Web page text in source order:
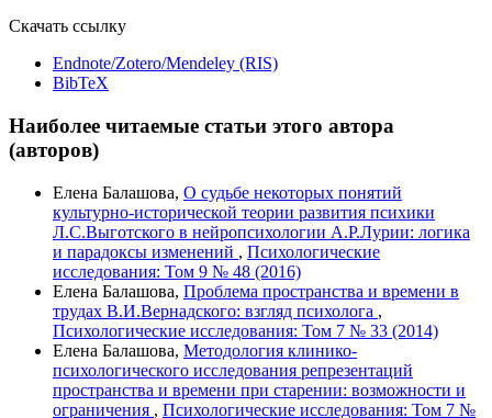
Скачать ссылку
Endnote/Zotero/Mendeley (RIS)
BibTeX
Наиболее читаемые статьи этого автора
(авторов)
Елена Балашова, О судьбе некоторых понятий
культурно-исторической теории развития психики
Л.С.Выготского в нейропсихологии А.Р.Лурии: логика
и парадоксы изменений , Психологические
исследования: Том 9 № 48 (2016)
Елена Балашова, Проблема пространства и времени в
трудах В.И.Вернадского: взгляд психолога ,
Психологические исследования: Том 7 № 33 (2014)
Елена Балашова, Методология клинико-
психологического исследования репрезентаций
пространства и времени при старении: возможности и
ограничения , Психологические исследования: Том 7 №